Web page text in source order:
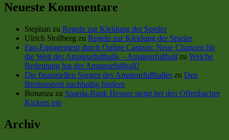
Neueste Kommentare
Stephan zu Regeln zur Kleidung der Spieler
Ulrich Stollberg zu Regeln zur Kleidung der Spieler
Fan-Engagement durch Online Casinos: Neue Chancen für
die Welt des Amateurfußballs – Amateurfußball zu Welche
Bedeutung hat der Amateurfußball?
Die finanziellen Sorgen des Amateurfußballes zu Den
Breitensport nachhaltig fördern
Bonanza zu Sparda-Bank Hessen steigt bei den Offenbacher
Kickers ein
Archiv